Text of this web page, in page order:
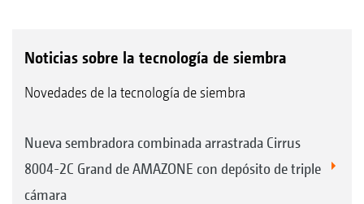
Noticias sobre la tecnología de siembra
Novedades de la tecnología de siembra
Nueva sembradora combinada arrastrada Cirrus
8004-2C Grand de AMAZONE con depósito de triple
cámara